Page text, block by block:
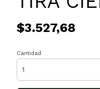
$3.527,68
Cantidad